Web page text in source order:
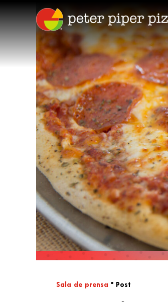
Sala de prensa " Post